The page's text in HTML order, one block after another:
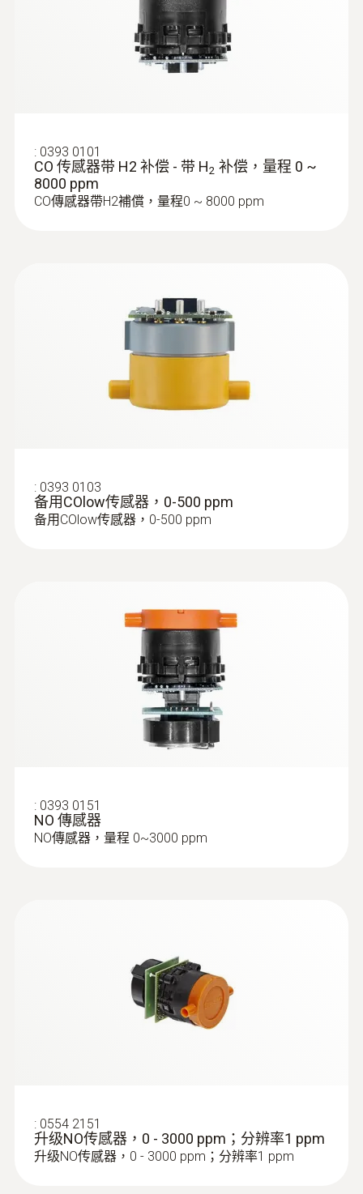
: 0393 0101
CO 传感器带 H2 补偿 - 带 H2 补偿，量程 0 ~
8000 ppm
CO傳感器帶H2補償，量程0 ~ 8000 ppm
: 0393 0103
备用COlow传感器，0-500 ppm
备用COlow传感器，0-500 ppm
: 0393 0151
NO 傳感器
NO傳感器，量程 0~3000 ppm
: 0554 2151
升级NO传感器，0 - 3000 ppm；分辨率1 ppm
升级NO传感器，0 - 3000 ppm；分辨率1 ppm